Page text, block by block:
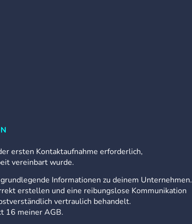
ersten Kontaktaufnahme erforderlich,
vereinbart wurde.
Informationen zu deinem Unternehmen.
erstellen und eine reibungslose Kommunikation
vertraulich behandelt.
16 meiner AGB.